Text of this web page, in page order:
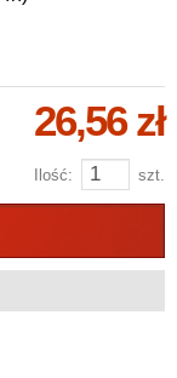
26,56 zł
Ilość: szt.